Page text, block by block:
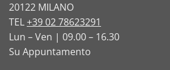
20122 MILANO
TEL+39 02 78623291
Lun – Ven | 09.00 – 16.30
Su Appuntamento